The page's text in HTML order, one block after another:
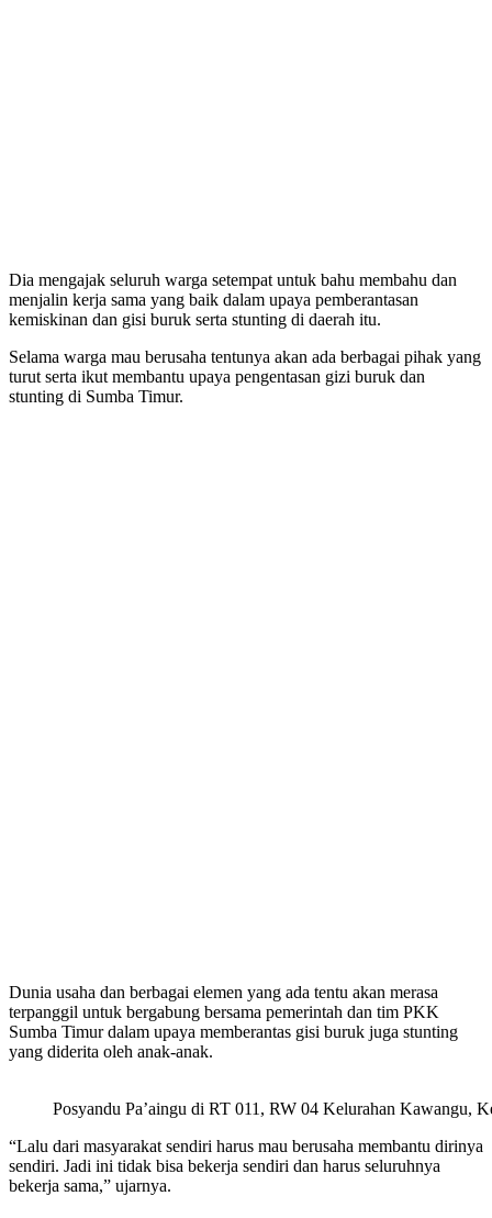
Dia mengajak seluruh warga setempat untuk bahu membahu dan
menjalin kerja sama yang baik dalam upaya pemberantasan
kemiskinan dan gisi buruk serta stunting di daerah itu.
Selama warga mau berusaha tentunya akan ada berbagai pihak yang
turut serta ikut membantu upaya pengentasan gizi buruk dan
stunting di Sumba Timur.
Dunia usaha dan berbagai elemen yang ada tentu akan merasa
terpanggil untuk bergabung bersama pemerintah dan tim PKK
Sumba Timur dalam upaya memberantas gisi buruk juga stunting
yang diderita oleh anak-anak.
Posyandu Pa’aingu di RT 011, RW 04 Kelurahan Kawangu,
“Lalu dari masyarakat sendiri harus mau berusaha membantu dirinya
sendiri. Jadi ini tidak bisa bekerja sendiri dan harus seluruhnya
bekerja sama,” ujarnya.